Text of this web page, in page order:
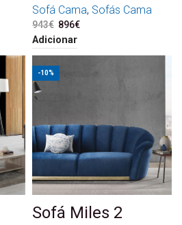
Sofá Cama, Sofás Cama
943€ O preço original era:
943€.
896€
Adicionar
-10%
Sofá Miles 2